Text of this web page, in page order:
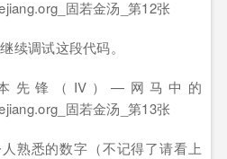
续调试这段代码。
熟悉的数字（不记得了请看上